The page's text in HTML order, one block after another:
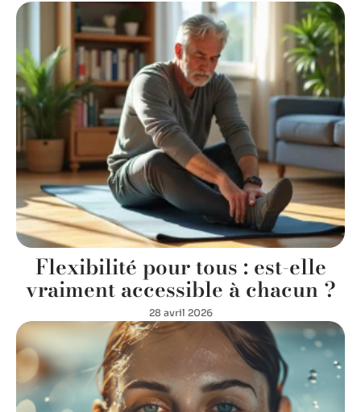
Flexibilité pour tous : est-elle
vraiment accessible à chacun ?
28 avril 2026